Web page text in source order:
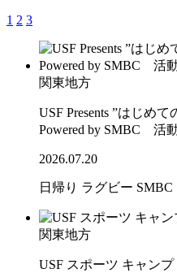
1 2 3
関東地方
USF Presents ”はじめ
Powered by SMBC 活
2026.07.20
日帰り ラグビー SMBC
関東地方
USF スポーツ キャン